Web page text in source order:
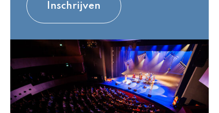
Inschrijven